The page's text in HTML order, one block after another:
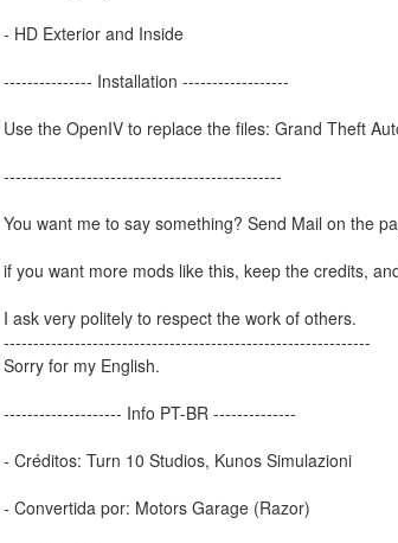
- HD Exterior and Inside
--------------- Installation ------------------
Use the OpenIV to replace the files: Grand Theft
-----------------------------------------------
You want me to say something? Send Mail on the
if you want more mods like this, keep the credits,
I ask very politely to respect the work of others.
--------------------------------------------------------------
Sorry for my English.
-------------------- Info PT-BR --------------
- Créditos: Turn 10 Studios, Kunos Simulazioni
- Convertida por: Motors Garage (Razor)